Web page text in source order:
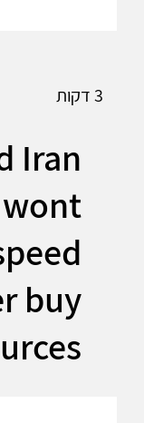
3 דקות
Iran
wont
buy